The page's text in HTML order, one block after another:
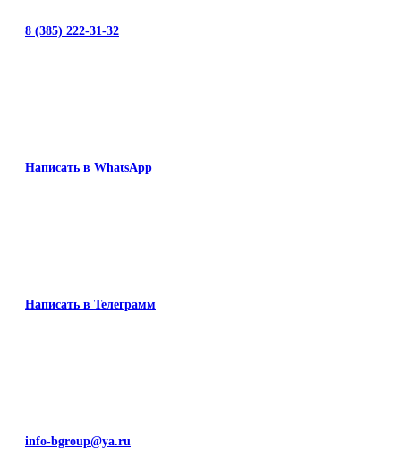
8 (385) 222-31-32
Написать в WhatsApp
Написать в Телеграмм
info-bgroup@ya.ru